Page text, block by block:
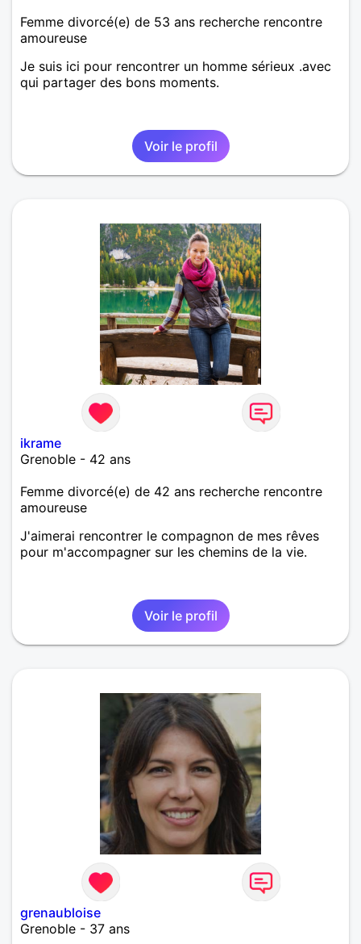
Femme divorcé(e) de 53 ans recherche rencontre
amoureuse
Je suis ici pour rencontrer un homme sérieux .avec
qui partager des bons moments.
Voir le profil
ikrame
Grenoble - 42 ans
Femme divorcé(e) de 42 ans recherche rencontre
amoureuse
J'aimerai rencontrer le compagnon de mes rêves
pour m'accompagner sur les chemins de la vie.
Voir le profil
grenaubloise
Grenoble - 37 ans